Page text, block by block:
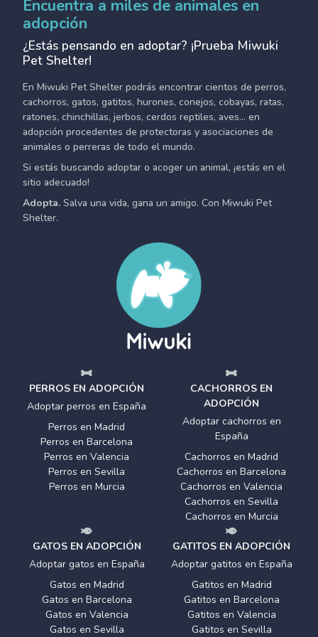
Encuentra a miles de animales en
adopción
¿Estás pensando en adoptar? ¡Prueba Miwuki
Pet Shelter!
En Miwuki Pet Shelter podrás encontrar cientos de perros,
cachorros, gatos, gatitos, hurones, conejos, cobayas, ratas,
ratones, chinchillas, jerbos, cerdos reptiles, aves... en
adopción procedentes de protectoras y asociaciones de
animales o perreras de todo el mundo.
Si estás buscando adoptar o acoger un animal, ¡estás en el
sitio adecuado!
Adopta. Salva una vida, gana un amigo. Con Miwuki Pet
Shelter.
PERROS EN ADOPCIÓN
Adoptar perros en España
Perros en Madrid
Perros en Barcelona
Perros en Valencia
Perros en Sevilla
Perros en Murcia
CACHORROS EN
ADOPCIÓN
Adoptar cachorros en
España
Cachorros en Madrid
Cachorros en Barcelona
Cachorros en Valencia
Cachorros en Sevilla
Cachorros en Murcia
GATOS EN ADOPCIÓN
Adoptar gatos en España
Gatos en Madrid
Gatos en Barcelona
Gatos en Valencia
Gatos en Sevilla
GATITOS EN ADOPCIÓN
Adoptar gatitos en España
Gatitos en Madrid
Gatitos en Barcelona
Gatitos en Valencia
Gatitos en Sevilla